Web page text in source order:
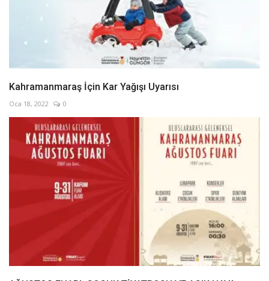
Kahramanmaraş İçin Kar Yağışı Uyarısı
Oca 18, 2022 0